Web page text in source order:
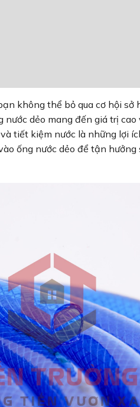
không thể bỏ qua cơ hội sở
dẻo mang đến giá trị
tiết kiệm nước là những lợi
ống nước dẻo để tận